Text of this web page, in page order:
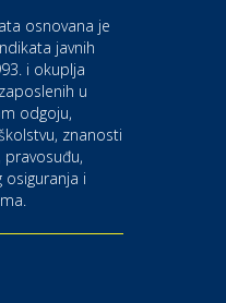
osnovana je
javnih
i okuplja
u
odgoju,
znanosti
i